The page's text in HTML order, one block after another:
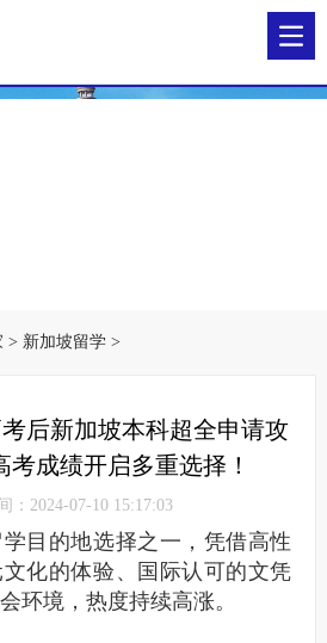
> 新加坡留学>
后新加坡本科超全申请攻
考成绩开启多重选择！
：2024-07-10 15:17:03
目的地选择之一，凭借高性
化的体验、国际认可的文凭
环境，热度持续高涨。